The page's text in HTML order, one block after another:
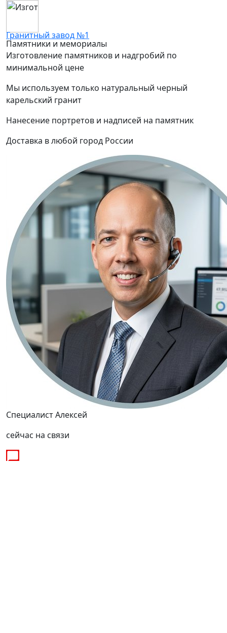
Гранитный завод №1
Памятники и мемориалы
Изготовление памятников и надгробий по
минимальной цене
Мы используем только натуральный черный
карельский гранит
Нанесение портретов и надписей на памятник
Доставка в любой город России
Специалист Алексей
сейчас на связи